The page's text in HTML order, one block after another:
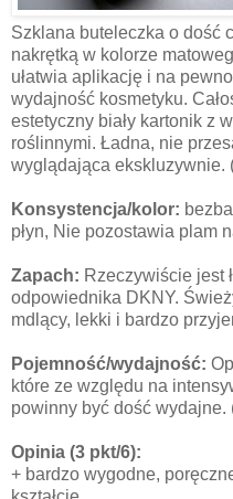
Szklana buteleczka o dość
nakrętką w kolorze
ułatwia aplikację i na
wydajność kosmetyku.
estetyczny biały kartonik z
roślinnymi. Ładna, nie
wyglądająca ekskluzywnie.
Konsystencja/kolor:
płyn, Nie pozostawia plam
Zapach: Rzeczywiście jest
odpowiednika DKNY.
mdlący, lekki i bardzo
Pojemność/wydajność:
które ze względu na
powinny być dość wydajne.
Opinia (3 pkt/6):
+ bardzo wygodne,